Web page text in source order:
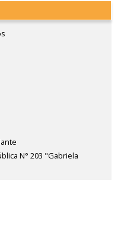
N° 203 "Gabriela